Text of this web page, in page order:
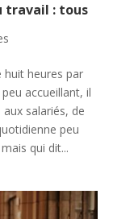
travail : tous
huit heures par
accueillant, il
salariés, de
peu
qui dit...